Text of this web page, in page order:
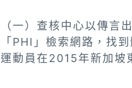
（一）查核中心以傳
「PHI」檢索網路，找
運動員在2015年新加坡